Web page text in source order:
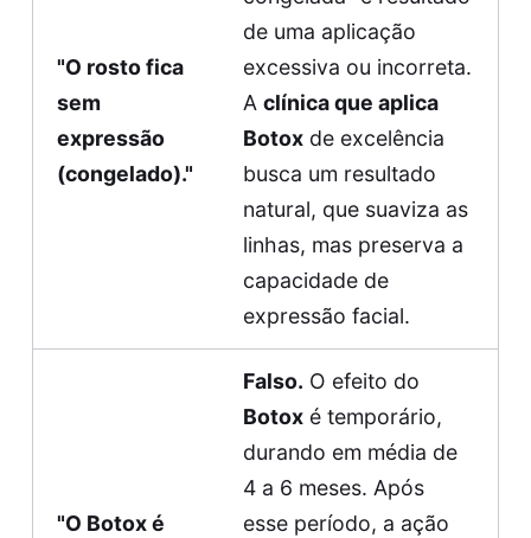
"O rosto fica
sem
expressão
(congelado)."
de uma aplicação
excessiva ou incorreta.
Aclínica que aplica
Botox de excelência
busca um resultado
natural, que suaviza as
linhas, mas preserva a
capacidade de
expressão facial.
"O Botox é
Falso. O efeito do
Botox é temporário,
durando em média de
4 a 6 meses. Após
esse período, a ação